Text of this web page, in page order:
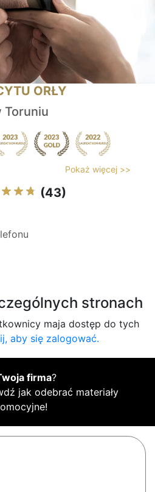
ORŁY
Toruniu
Pokaż więcej >>
(43)
stronach
maja dostęp do tych
aby się zalogować.
firma?
jak odebrać materiały